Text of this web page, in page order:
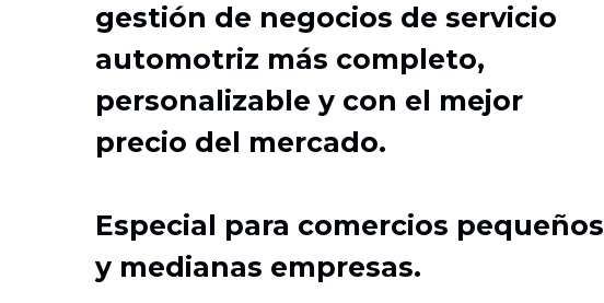
gestión de negocios de servicio
automotriz más completo,
personalizable y con el mejor
precio del mercado.
Especial para comercios pequeños
y medianas empresas.